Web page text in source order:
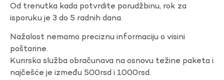
Od trenutka kada potvrdite porudžbinu, rok za
isporuku je 3 do 5 radnih dana.
Nažalost nemamo preciznu informaciju o visini
poštarine.
Kurirska služba obračunava na osnovu težine paketa i
najčešće je između 500rsd i 1000rsd.